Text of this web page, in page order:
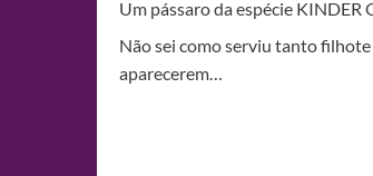
Um pássaro da espécie KINDER
Não sei como serviu tanto
aparecerem…